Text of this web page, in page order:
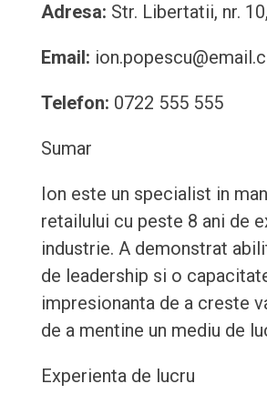
Adresa: Str. Libertatii, nr.
Email:
Telefon: 0722 555 555
Sumar
Ion este un specialist in
retailului cu peste 8 ani de
industrie. A demonstrat
de leadership si o
impresionanta de a creste
de a mentine un mediu de
Experienta de lucru